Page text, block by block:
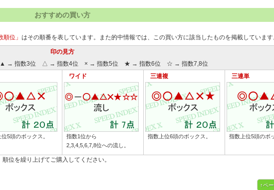
おすすめの買い方
順位」 はその順番を表しています。また的中情報では、この買い方に該当したものを掲載しています
印の見方
→ 指数3位 △ → 指数4位 × → 指数5位 ★ → 指数6位 ☆ → 指数7,8位
5頭のボックス。
ワイド
指数1位から
2,3,4,5,6,7,8位への流し。
三連複
指数上位6頭のボックス。
三連単
指数上位5頭のボ
位を繰り上げてご購入してください。
↑ペ